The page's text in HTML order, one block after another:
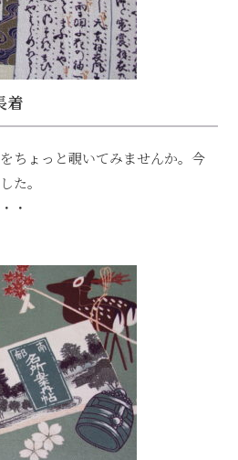
着
ちょっと覗いてみませんか。今
た。
・